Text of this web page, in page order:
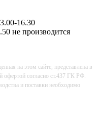
16.30
не производится
на этом сайте, представлена в
офертой согласно ст.437 ГК РФ.
и поставки необходимо